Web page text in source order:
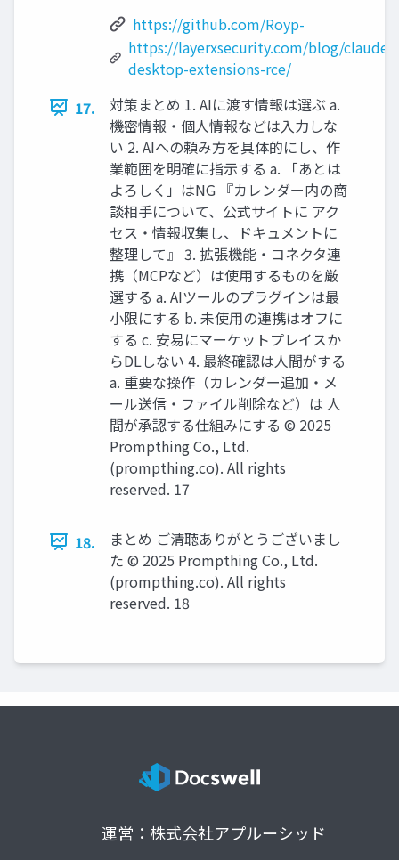
https://github.com/Royp-
https://layerxsecurity.com/blog/claude-
desktop-extensions-rce/
17.
対策まとめ 1. AIに渡す情報は選ぶ a.
機密情報・個人情報などは入力しな
い 2. AIへの頼み方を具体的にし、作
業範囲を明確に指示する a. 「あとは
よろしく」はNG 『カレンダー内の商
談相手について、公式サイトに アク
セス・情報収集し、ドキュメントに
整理して』 3. 拡張機能・コネクタ連
携（MCPなど）は使用するものを厳
選する a. AIツールのプラグインは最
小限にする b. 未使用の連携はオフに
する c. 安易にマーケットプレイスか
らDLしない 4. 最終確認は人間がする
a. 重要な操作（カレンダー追加・メ
ール送信・ファイル削除など）は 人
間が承認する仕組みにする © 2025
Prompthing Co., Ltd.
(prompthing.co). All rights
reserved. 17
18.
まとめ ご清聴ありがとうございまし
た © 2025 Prompthing Co., Ltd.
(prompthing.co). All rights
reserved. 18
運営：株式会社アプルーシッド